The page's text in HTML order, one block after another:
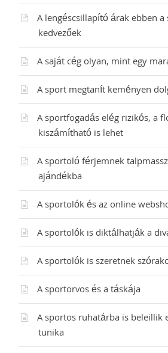
A lengéscsillapító árak ebben a
kedvezőek
A saját cég olyan, mint egy
A sport megtanít keményen
A sportfogadás elég rizikós, a
kiszámítható is lehet
A sportoló férjemnek
ajándékba
A sportolók és az online
A sportolók is diktálhatják a
A sportolók is szeretnek
A sportorvos és a táskája
A sportos ruhatárba is beleillik
tunika